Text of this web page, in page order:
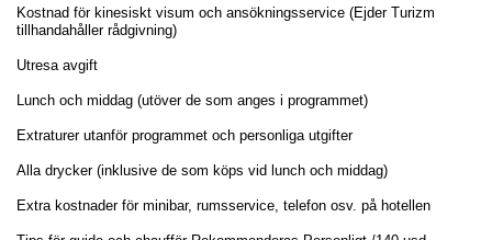
Kostnad för kinesiskt visum och ansökningsservice (Ejder Turizm
tillhandahåller rådgivning)
Utresa avgift
Lunch och middag (utöver de som anges i programmet)
Extraturer utanför programmet och personliga utgifter
Alla drycker (inklusive de som köps vid lunch och middag)
Extra kostnader för minibar, rumsservice, telefon osv. på hotellen